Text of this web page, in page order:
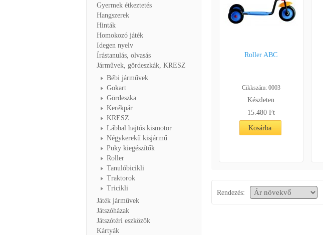
Gyermek étkeztetés
Hangszerek
Hinták
Homokozó játék
Idegen nyelv
Írástanulás, olvasás
Járművek, gördeszkák, KRESZ
Bébi járművek
Gokart
Gördeszka
Kerékpár
KRESZ
Lábbal hajtós kismotor
Négykerekű kisjármű
Puky kiegészítők
Roller
Tanulóbicikli
Traktorok
Tricikli
Játék járművek
Játszóházak
Játszótéri eszközök
Kártyák
Roller ABC
Cikkszám: 0003
Készleten
15.480 Ft
Kosárba
Rendezés: